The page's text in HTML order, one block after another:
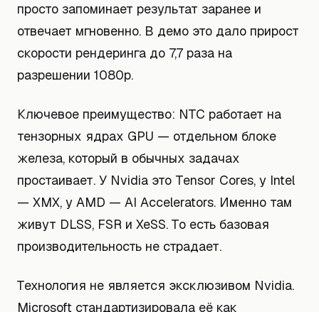
просто запоминает результат заранее и
отвечает мгновенно. В демо это дало прирост
скорости рендеринга до 7,7 раза на
разрешении 1080p.
Ключевое преимущество: NTC работает на
тензорных ядрах GPU — отдельном блоке
железа, который в обычных задачах
простаивает. У Nvidia это Tensor Cores, у Intel
— XMX, у AMD — AI Accelerators. Именно там
живут DLSS, FSR и XeSS. То есть базовая
производительность не страдает.
Технология не является эксклюзивом Nvidia.
Microsoft стандартизировала её как